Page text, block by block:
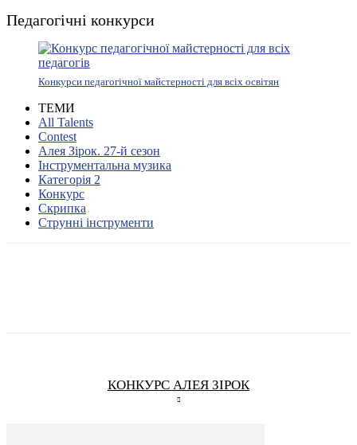
Педагогічні конкурси
Конкурси педагогічної майстерності для всіх освітян
ТЕМИ
All Talents
Contest
Алея Зірок. 27-й сезон
Інструментальна музика
Категорія 2
Конкурс
Скрипка
Струнні інструменти
КОНКУРС АЛЕЯ ЗІРОК